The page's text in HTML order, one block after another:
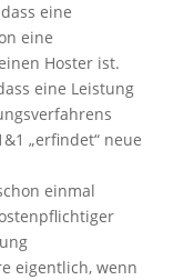
eine
eine
Hoster ist.
eine Leistung
„erfindet“ neue
einmal
eigentlich, wenn